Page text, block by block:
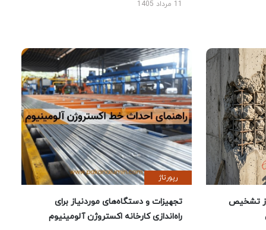
تشخیص
رپورتاژ
تجهیزات و دستگاه‌های موردنیاز برای
راه‌اندازی کارخانه اکستروژن آلومینیوم